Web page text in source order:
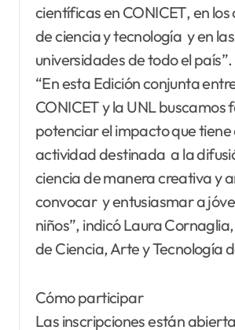
científicas en CONICET, en
de ciencia y tecnología y en las
universidades de todo el país”.
“En esta Edición conjunta
CONICET y la UNL
potenciar el impacto que tiene
actividad destinada a la
ciencia de manera creativa y
convocar y entusiasmar a
niños”, indicó Laura
de Ciencia, Arte y Tecnología
Cómo participar
Las inscripciones están